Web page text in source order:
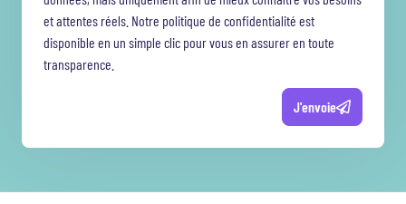
et attentes réels. Notre politique de confidentialité est
disponible en un simple clic pour vous en assurer en toute
transparence.
J'envoie